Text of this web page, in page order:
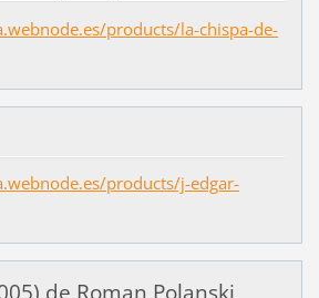
products/la-chispa-de-
products/j-edgar-